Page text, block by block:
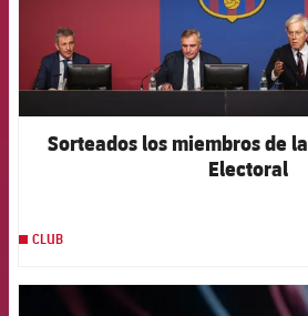
Sorteados los miembros de
Electoral
CLUB
FCB